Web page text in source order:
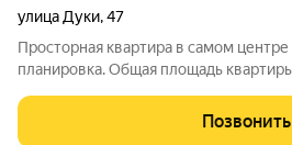
улица Дуки,47
Просторная квартира в самом
планировка. Общая площадь
спальные комнаты и зал,
Чистый и ухоженный подъезд.
Позвонить